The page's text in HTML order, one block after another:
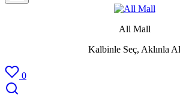
All Mall
Kalbinle Seç, Aklınla Al
0